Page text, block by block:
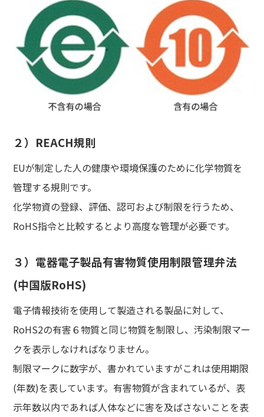
２）REACH規則
EUが制定した人の健康や環境保護のために化学物質を
管理する規則です。
化学物資の登録、評価、認可および制限を行うため、
RoHS指令と比較するとより高度な管理が必要です。
３）電器電子製品有害物質使用制限管理弁法
(中国版RoHS)
電子情報技術を使用して製造される製品に対して、
RoHS2の有害６物質と同じ物質を制限し、汚染制限マー
クを表示しなければなりません。
制限マークに数字が、書かれていますがこれは使用期限
(年数)を表しています。有害物質が含まれているが、表
示年数以内であれば人体などに害を及ばさないことを表